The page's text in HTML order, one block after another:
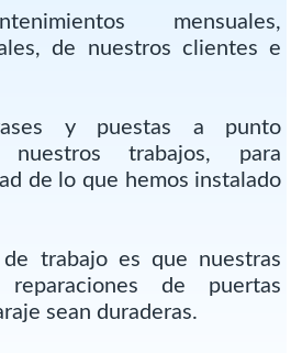
mensuales,
de nuestros clientes e
y puestas a punto
trabajos, para
de lo que hemos instalado
trabajo es que nuestras
de puertas
sean duraderas.